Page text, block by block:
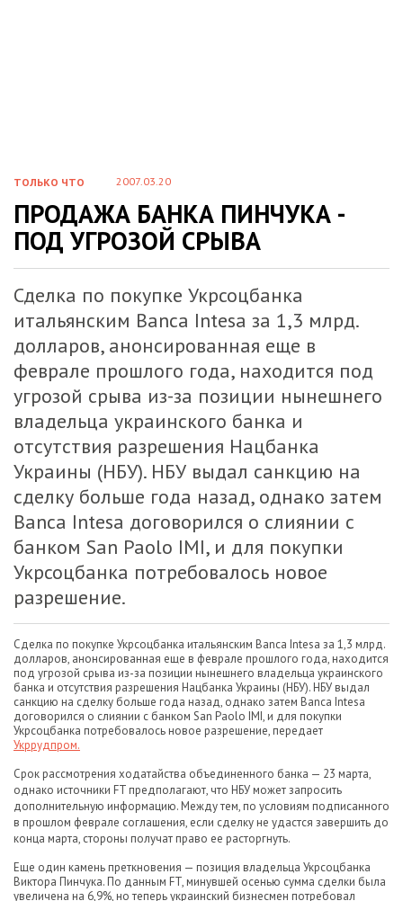
ТОЛЬКО ЧТО 2007.03.20
ПРОДАЖА БАНКА ПИНЧУКА -
ПОД УГРОЗОЙ СРЫВА
Сделка по покупке Укрсоцбанка
итальянским Banca Intesa за 1,3 млрд.
долларов, анонсированная еще в
феврале прошлого года, находится под
угрозой срыва из-за позиции нынешнего
владельца украинского банка и
отсутствия разрешения Нацбанка
Украины (НБУ). НБУ выдал санкцию на
сделку больше года назад, однако затем
Banca Intesa договорился о слиянии с
банком San Paolo IMI, и для покупки
Укрсоцбанка потребовалось новое
разрешение.
Сделка по покупке Укрсоцбанка итальянским Banca Intesa за 1,3 млрд.
долларов, анонсированная еще в феврале прошлого года, находится
под угрозой срыва из-за позиции нынешнего владельца украинского
банка и отсутствия разрешения Нацбанка Украины (НБУ). НБУ выдал
санкцию на сделку больше года назад, однако затем Banca Intesa
договорился о слиянии с банком San Paolo IMI, и для покупки
Укрсоцбанка потребовалось новое разрешение, передает
Укррудпром.
Срок рассмотрения ходатайства объединенного банка — 23 марта,
однако источники FT предполагают, что НБУ может запросить
дополнительную информацию. Между тем, по условиям подписанного
в прошлом феврале соглашения, если сделку не удастся завершить до
конца марта, стороны получат право ее расторгнуть.
Еще один камень преткновения — позиция владельца Укрсоцбанка
Виктора Пинчука. По данным FT, минувшей осенью сумма сделки была
увеличена на 6,9%, но теперь украинский бизнесмен потребовал